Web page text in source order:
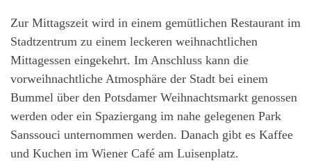
Zur Mittagszeit wird in einem gemütlichen Restaurant im
Stadtzentrum zu einem leckeren weihnachtlichen
Mittagessen eingekehrt. Im Anschluss kann die
vorweihnachtliche Atmosphäre der Stadt bei einem
Bummel über den Potsdamer Weihnachtsmarkt genossen
werden oder ein Spaziergang im nahe gelegenen Park
Sanssouci unternommen werden. Danach gibt es Kaffee
und Kuchen im Wiener Café am Luisenplatz.